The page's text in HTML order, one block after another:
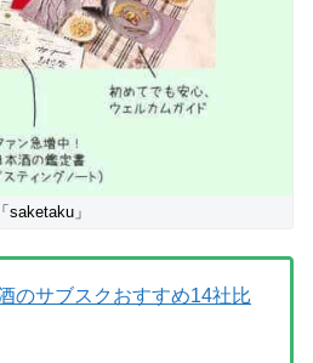
「saketaku」
のサブスクおすすめ14社比